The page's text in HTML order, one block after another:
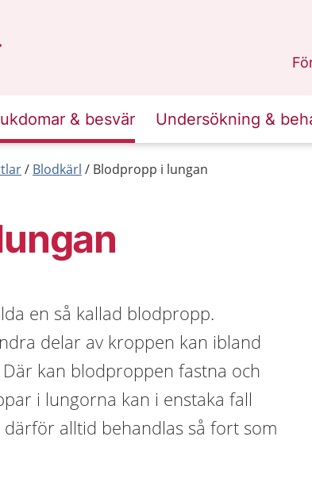
& besvär Undersökning &
Blodkärl Blodpropp i lungan
en så kallad blodpropp.
delar av kroppen kan ibland
kan blodproppen fastna och
i lungorna kan i enstaka fall
alltid behandlas så fort som